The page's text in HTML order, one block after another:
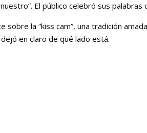
El público celebró sus palabras
sobre la “kiss cam”, una tradición
en claro de qué lado está.